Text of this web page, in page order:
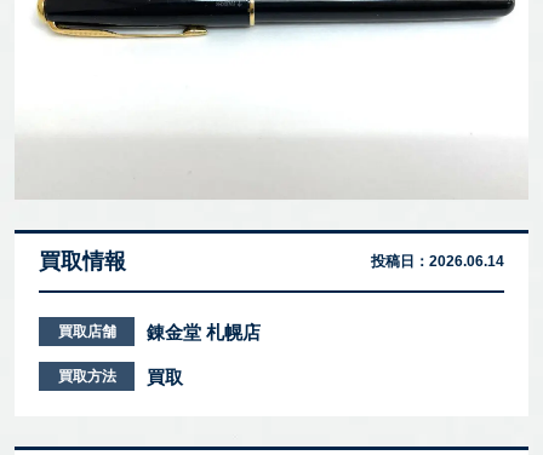
買取情報 投稿日： 2026.06.14
買取店舗 錬金堂 札幌店
買取方法 買取